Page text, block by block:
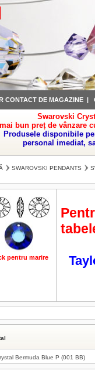
CONTACT DE MAGAZINE |
Swarovski
bun preț de vânzare
Produsele disponibile
personal imediat,
SWAROVSKI PENDANTS
pentru marire
Bermuda Blue P (001 BB)